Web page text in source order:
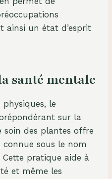
ainsi un état d’esprit
santé mentale
le
sur la
soin des plantes offre
sous le nom
pratique aide à
et même les